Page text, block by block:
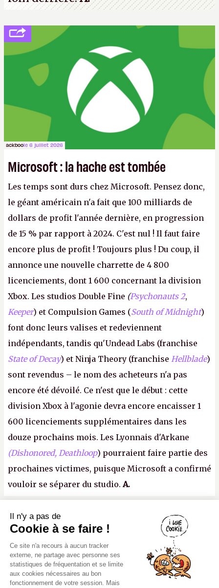
ackboole 6 juillet 2026
Microsoft : la hache est tombée
Les temps sont durs chez Microsoft. Pensez donc,
le géant américain n'a fait que 100 milliards de
dollars de profit l'année dernière, en progression
de 15 % par rapport à 2024. C'est nul ! Il faut faire
encore plus de profit ! Toujours plus ! Du coup, il
annonce une nouvelle charrette de 4 800
licenciements, dont 1 600 concernant la division
Xbox. Les studios Double Fine (Psychonauts 2,
Keeper) et Compulsion Games (South of Midnight)
font donc leurs valises et redeviennent
indépendants, tandis qu'Undead Labs (franchise
State of Decay) et Ninja Theory (franchise Hellblade)
sont revendus – le nom des acheteurs n'a pas
encore été dévoilé. Ce n'est que le début : cette
division Xbox à l'agonie devra encore encaisser 1
600 licenciements supplémentaires dans les
douze prochains mois. Les Lyonnais d'Arkane
(Dishonored, Deathloop) pourraient faire partie des
prochaines victimes, puisque Microsoft a confirmé
vouloir se séparer du studio. A.
Canard PC
Kiosque numérique
Boutique
Il n'y a pas de
Cookie à se faire !
Ce site n'a recours à aucun tracker
externe, ne partage avec personne ses
statistiques de fréquentation et se limite
aux cookies nécessaires au bon
fonctionnement de votre session. Mais